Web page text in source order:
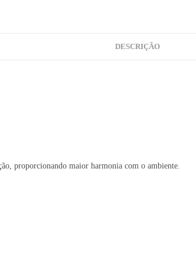
DESCRIÇÃO
proporcionando maior harmonia com o ambiente.